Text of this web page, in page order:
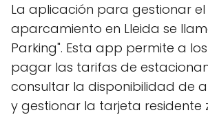
La aplicación para gestionar el
aparcamiento en Lleida se
Parking". Esta app permite a
pagar las tarifas de
consultar la disponibilidad de
y gestionar la tarjeta residente